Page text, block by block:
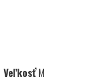
VeľkosťM